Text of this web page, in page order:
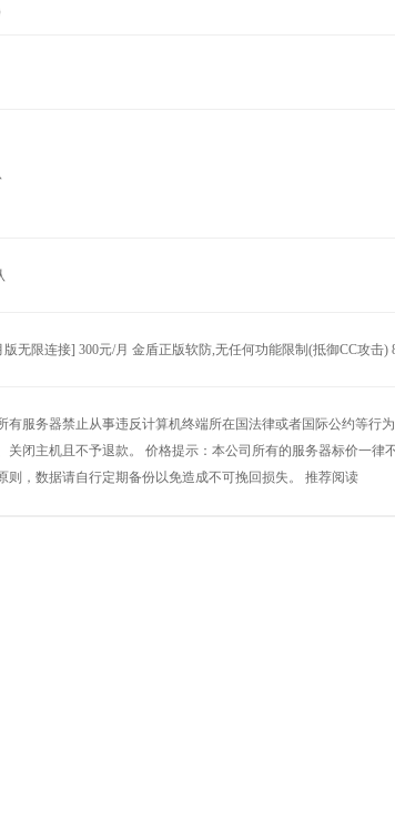
无限连接] 300元/月 金盾正版软防,无任何功能限制(抵御CC攻击)
有服务器禁止从事违反计算机终端所在国法律或者国际公约等行
关闭主机且不予退款。 价格提示：本公司所有的服务器标价一律
则，数据请自行定期备份以免造成不可挽回损失。 推荐阅读